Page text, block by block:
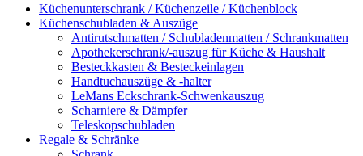
Küchenunterschrank / Küchenzeile / Küchenblock
Küchenschubladen & Auszüge
Antirutschmatten / Schubladenmatten / Schrankmatten
Apothekerschrank/-auszug für Küche & Haushalt
Besteckkasten & Besteckeinlagen
Handtuchauszüge & -halter
LeMans Eckschrank-Schwenkauszug
Scharniere & Dämpfer
Teleskopschubladen
Regale & Schränke